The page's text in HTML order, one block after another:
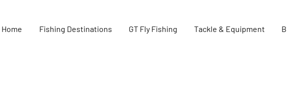
Home Fishing Destinations GT Fly Fishing Tackle & Equipment